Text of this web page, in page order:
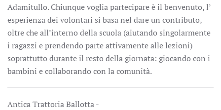
Adamitullo. Chiunque voglia partecipare è il benvenuto, l’
esperienza dei volontari si basa nel dare un contributo,
oltre che all’interno della scuola (aiutando singolarmente
i ragazzi e prendendo parte attivamente alle lezioni)
soprattutto durante il resto della giornata: giocando con i
bambini e collaborando con la comunità.
Antica Trattoria Ballotta -